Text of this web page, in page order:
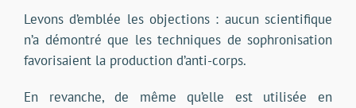
Levons d’emblée les objections : aucun scientifique
n’a démontré que les techniques de sophronisation
favorisaient la production d’anti-corps.
En revanche, de même qu’elle est utilisée en